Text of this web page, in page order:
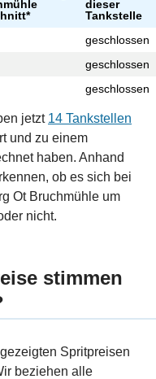
dieser
Tankstelle
geschlossen
geschlossen
geschlossen
jetzt 14 Tankstellen
und zu einem
haben. Anhand
ob es sich bei
Ot Bruchmühle um
nicht.
stimmen
Spritpreisen
beziehen alle